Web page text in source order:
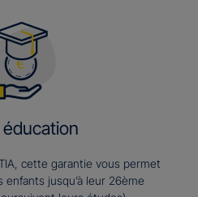
cette garantie vous permet
enfants jusqu’à leur 26ème